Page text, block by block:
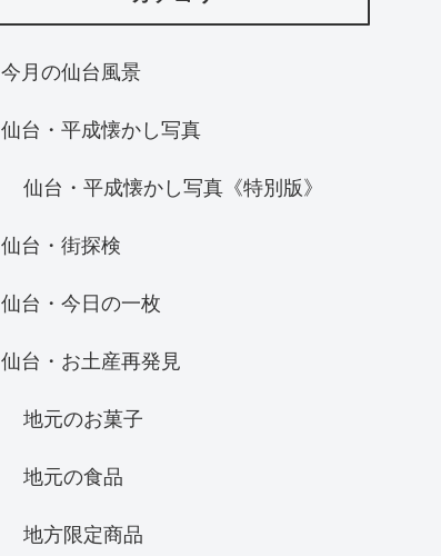
今月の仙台風景
仙台・平成懐かし写真
仙台・平成懐かし写真《特別版》
仙台・街探検
仙台・今日の一枚
仙台・お土産再発見
地元のお菓子
地元の食品
地方限定商品